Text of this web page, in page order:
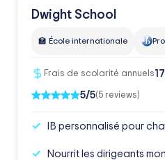
Dwight School
🏫 École internationale
Frais de scolarité annuels
5/5(5 reviews)
IB personnalisé pour
Nourrit les dirigeants